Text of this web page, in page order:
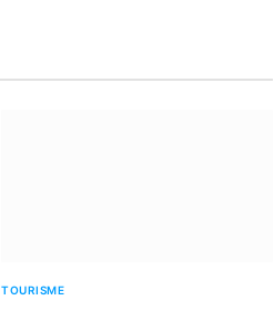
TOURISME